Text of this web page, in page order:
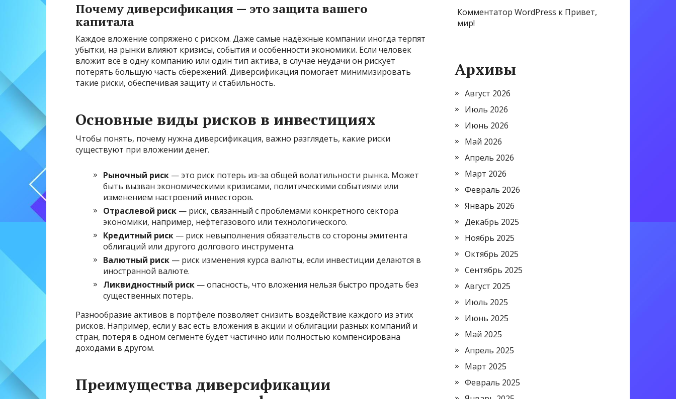
Почему диверсификация — это защита вашего
капитала
Каждое вложение сопряжено с риском. Даже самые надёжные компании иногда терпят
убытки, на рынки влияют кризисы, события и особенности экономики. Если человек
вложит всё в одну компанию или один тип актива, в случае неудачи он рискует
потерять большую часть сбережений. Диверсификация помогает минимизировать
такие риски, обеспечивая защиту и стабильность.
Основные виды рисков в инвестициях
Чтобы понять, почему нужна диверсификация, важно разглядеть, какие риски
существуют при вложении денег.
Рыночный риск — это риск потерь из-за общей волатильности рынка. Может
быть вызван экономическими кризисами, политическими событиями или
изменением настроений инвесторов.
Отраслевой риск — риск, связанный с проблемами конкретного сектора
экономики, например, нефтегазового или технологического.
Кредитный риск — риск невыполнения обязательств со стороны эмитента
облигаций или другого долгового инструмента.
Валютный риск — риск изменения курса валюты, если инвестиции делаются в
иностранной валюте.
Ликвидностный риск — опасность, что вложения нельзя быстро продать без
существенных потерь.
Разнообразие активов в портфеле позволяет снизить воздействие каждого из этих
рисков. Например, если у вас есть вложения в акции и облигации разных компаний и
стран, потеря в одном сегменте будет частично или полностью компенсирована
доходами в другом.
Преимущества диверсификации
Комментатор WordPress к Привет,
мир!
Архивы
Август 2026
Июль 2026
Июнь 2026
Май 2026
Апрель 2026
Март 2026
Февраль 2026
Январь 2026
Декабрь 2025
Ноябрь 2025
Октябрь 2025
Сентябрь 2025
Август 2025
Июль 2025
Июнь 2025
Май 2025
Апрель 2025
Март 2025
Февраль 2025